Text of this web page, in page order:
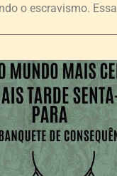
o escravismo. Essa